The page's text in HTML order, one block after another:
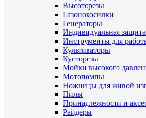
Высоторезы
Газонокосилки
Генераторы
Индивидуальная защита
Инструменты для
Культиваторы
Кусторезы
Мойки высокого
Мотопомпы
Ножницы для живой
Пилы
Принадлежности и
Райдеры